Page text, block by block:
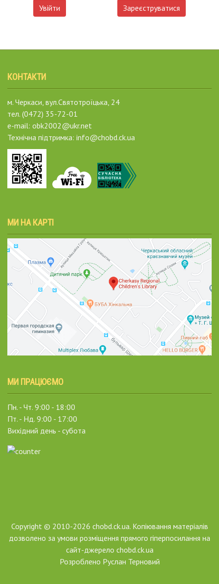
Увійти Зареєструватися
КОНТАКТИ
м. Черкаси, вул.Святотроїцька, 24
тел. (0472) 35-72-01
e-mail: obk2002@ukr.net
Технічна підтримка: info@chobd.ck.ua
МИ НА КАРТІ
МИ ПРАЦЮЄМО
Пн. - Чт. 9:00 - 18:00
Пт. - Нд. 9:00 - 17:00
Вихідний день - субота
Copyright © 2010-2026 chobd.ck.ua. Копіювання матеріалів
дозволено за умови розміщення прямого гіперпосилання на
сайт-джерело chobd.ck.ua
Розроблено Руслан Терновий